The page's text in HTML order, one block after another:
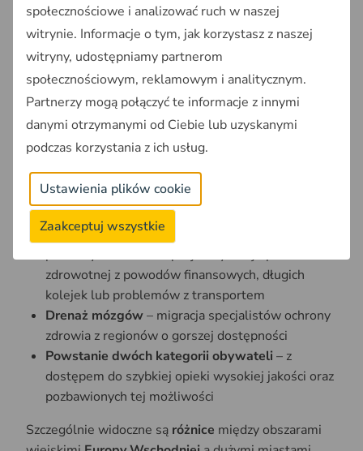
peryferyjne i wiejskie
Regiony wiejskiePortugalii, Hiszpanii, Chorwacji,
Węgier, Polski, Rumunii i Słowenii
Wybrane tereny Szwecji
– mimo wysokiego
poziomu rozwoju gospodarczego
Konsekwencje nierówności w dostępie do
usług
Ograniczona dostępność geograficzna generuje
poważne problemy społeczne:
26% mieszkańców UE
zdrowotnej z powodów finansowych, długich
kolejek lub problemów z transportem
Drenaż mózgów– migracja specjalistów ochrony
zdrowia z regionów o gorszej dostępności
Powstanie dwóch kategorii obywateli – z
dostępem do szybkiej opieki wysokiej jakości oraz
pozbawionych tej możliwości
Szczególnie widoczne są różnice między obszarami
społecznościowe i analizować ruch w naszej
witrynie. Informacje o tym, jak korzystasz z naszej
witryny, udostępniamy partnerom
społecznościowym, reklamowym i analitycznym.
Partnerzy mogą połączyć te informacje z innymi
danymi otrzymanymi od Ciebie lub uzyskanymi
podczas korzystania z ich usług.
Ustawienia plików cookie
Zaakceptuj wszystkie